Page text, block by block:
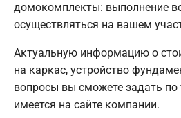
домокомплекты: выполнение
осуществляться на вашем
Актуальную информацию о
на каркас, устройство
вопросы вы сможете задать по
имеется на сайте компании.